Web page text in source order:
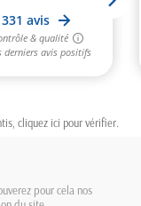
cliquez ici pour vérifier
pour cela nos